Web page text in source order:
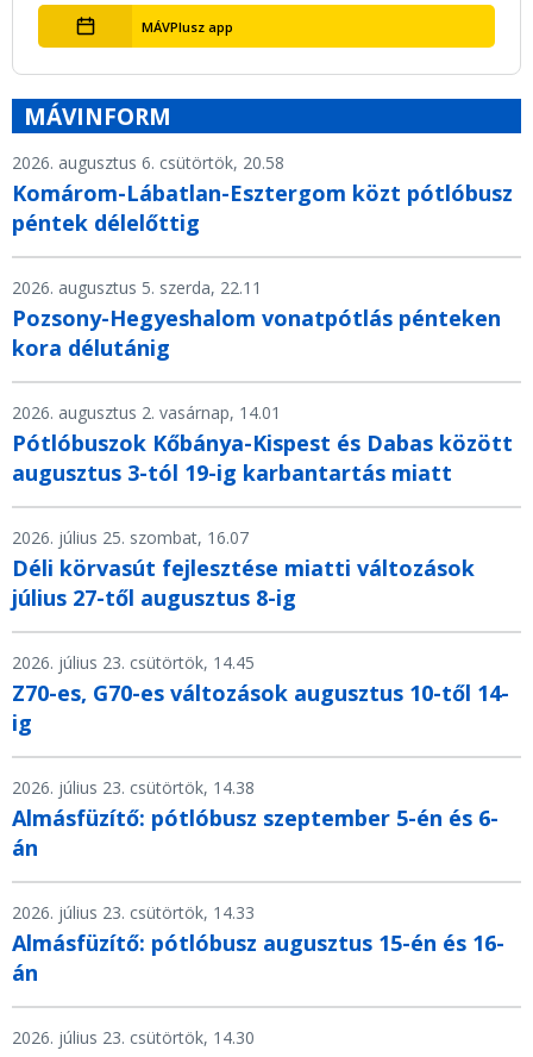
MÁVPlusz app
MÁVINFORM
2026. augusztus 6. csütörtök, 20.58
Komárom-Lábatlan-Esztergom közt pótlóbusz
péntek délelőttig
2026. augusztus 5. szerda, 22.11
Pozsony-Hegyeshalom vonatpótlás pénteken
kora délutánig
2026. augusztus 2. vasárnap, 14.01
Pótlóbuszok Kőbánya-Kispest és Dabas között
augusztus 3-tól 19-ig karbantartás miatt
2026. július 25. szombat, 16.07
Déli körvasút fejlesztése miatti változások
július 27-től augusztus 8-ig
2026. július 23. csütörtök, 14.45
Z70-es, G70-es változások augusztus 10-től 14-
ig
2026. július 23. csütörtök, 14.38
Almásfüzítő: pótlóbusz szeptember 5-én és 6-
án
2026. július 23. csütörtök, 14.33
Almásfüzítő: pótlóbusz augusztus 15-én és 16-
án
2026. július 23. csütörtök, 14.30